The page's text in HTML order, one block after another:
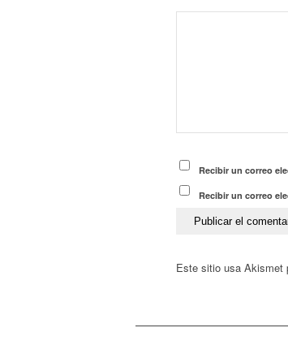
Recibir un correo
Recibir un correo
Este sitio usa Akismet